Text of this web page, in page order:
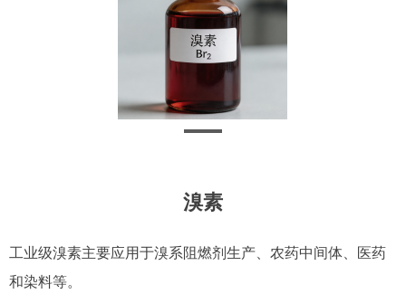
溴素
工业级溴素主要应用于溴系阻燃剂生产、农药中间体、医药
和染料等。